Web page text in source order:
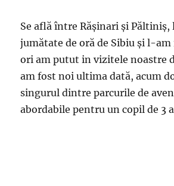
Se află între Rășinari și Păltiniș,
jumătate de oră de Sibiu și l-am
ori am putut in vizitele noastre
am fost noi ultima dată, acum
singurul dintre parcurile de
abordabile pentru un copil de 3